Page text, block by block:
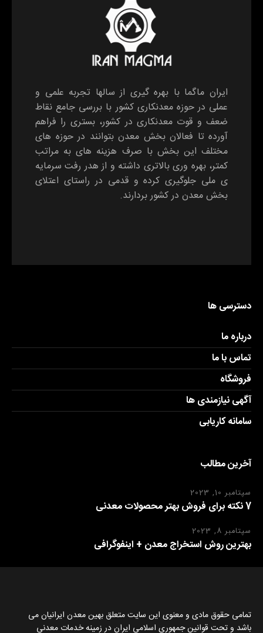
ایران ماگما با بهره گیری از سالها تجربه علمی و
عملی در حوزه معدنکاری کشور با بررسی جامع نقاط
ضعف و قوت معدنکاری در کشور، بستری را فراهم
آورده تا فعالان بخش معدن بتوانند در حوزه های
مختلف این بخش با صرف هزینه های به مراتب
کمتر، بهره وری بالاتری داشته و از هدر رفت سرمایه
ی ملی جلوگیری کرده و قدمی در راستای اعتلای
بخش معدن در کشور بردارند.
دسترسی ها
درباره ما
تماس با ما
فروشگاه
آگهی نیازمندی ها
سامانه کاریابی
آخرین مطالب
سپتامبر 10, 2023
7 نکته برای فروش بهتر محصولات معدنی
سپتامبر 8, 2023
بهترین روش استخراج معدن + اینفوگرافی
تمامی حقوق مادی و معنوی این سایت متعلق بهین معدن ایرانیان می
باشد و تحت قوانین جمهوری اسلامی ایران در زمینه خدمات معدنی